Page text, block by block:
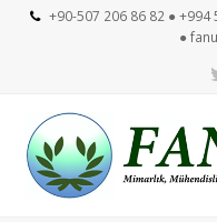
+90-507 206 86 82 ● +994
●